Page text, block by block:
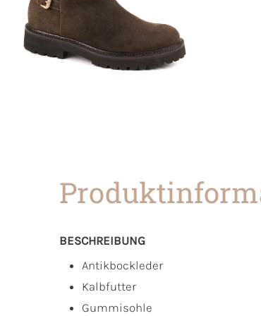
BESCHREIBUNG
Antikbockleder
Kalbfutter
Gummisohle